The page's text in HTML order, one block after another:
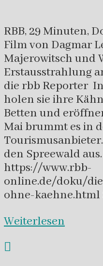
RBB, 29 Minuten,
Film von Dagmar
Majerowitsch und
Erstausstrahlung
die rbb Reporter
holen sie ihre
Betten und
Mai brummt es in
den Spreewald
https://www.rbb-
online.de/doku/
ohne-kaehne.html
Weiterlesen